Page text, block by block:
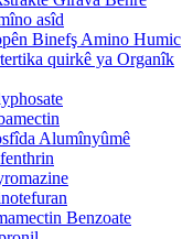
asîd
Binefş Amino Humic
quirkê ya Organîk
Alumînyûmê
Benzoate